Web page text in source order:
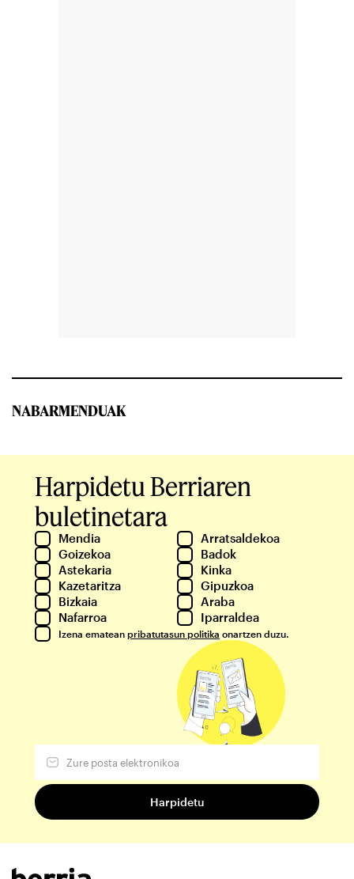
NABARMENDUAK
Harpidetu Berriaren
buletinetara
Mendia
Arratsaldekoa
Goizekoa
Badok
Astekaria
Kinka
Kazetaritza
Gipuzkoa
Bizkaia
Araba
Nafarroa
Iparraldea
Izena ematean pribatutasun politika onartzen duzu.